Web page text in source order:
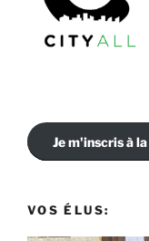
Je m'inscris à la
VOS ÉLUS: